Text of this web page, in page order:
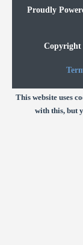
Proudly
Copyright
This website uses
with this, but